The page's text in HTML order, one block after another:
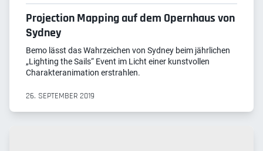
Projection Mapping auf dem Opernhaus von
Sydney
Bemo lässt das Wahrzeichen von Sydney beim jährlichen
„Lighting the Sails“ Event im Licht einer kunstvollen
Charakteranimation erstrahlen.
26. SEPTEMBER 2019